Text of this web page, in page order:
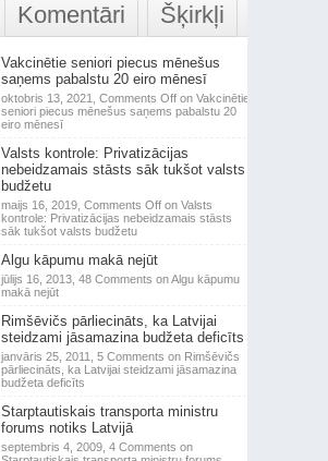
Komentāri Šķirkļi
Vakcinētie seniori piecus mēnešus
saņems pabalstu 20 eiro mēnesī
oktobris 13, 2021, Comments Offon Vakcinētie
seniori piecus mēnešus saņems pabalstu 20
eiro mēnesī
Valsts kontrole: Privatizācijas
nebeidzamais stāsts sāk tukšot valsts
budžetu
maijs 16, 2019, Comments Offon Valsts
kontrole: Privatizācijas nebeidzamais stāsts
sāk tukšot valsts budžetu
Algu kāpumu makā nejūt
jūlijs 16, 2013, 48 Comments on Algu kāpumu
makā nejūt
Rimšēvičs pārliecināts, ka Latvijai
steidzami jāsamazina budžeta deficīts
janvāris 25, 2011, 5 Comments on Rimšēvičs
pārliecināts, ka Latvijai steidzami jāsamazina
budžeta deficīts
Starptautiskais transporta ministru
forums notiks Latvijā
septembris 4, 2009, 4 Comments on